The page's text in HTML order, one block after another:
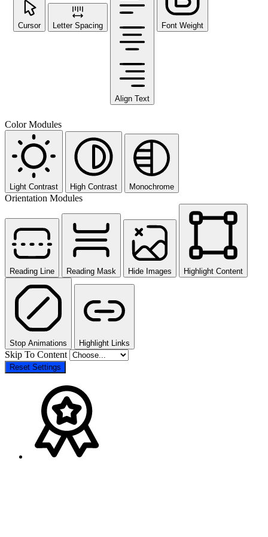
Cursor Letter Spacing
Align Text
Font Weight
Color Modules
Light Contrast High Contrast Monochrome
Orientation Modules
Reading Line Reading Mask Hide Images Highlight Content
Stop Animations Highlight Links
Skip To Content
Reset Settings